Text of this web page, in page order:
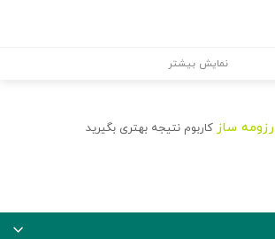
نمایش بیشتر
رزومه ساز کاربوم نتیجه بهتری بگیرید